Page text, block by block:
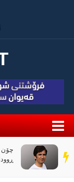
سەر
دێڕ
چۆن